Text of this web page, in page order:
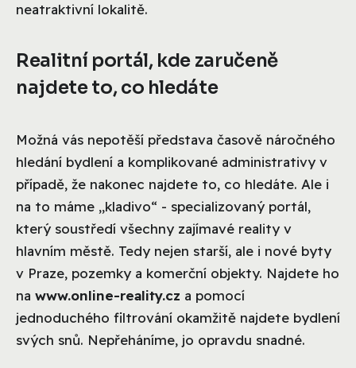
neatraktivní lokalitě.
Realitní portál, kde zaručeně
najdete to, co hledáte
Možná vás nepotěší představa časově náročného
hledání bydlení a komplikované administrativy v
případě, že nakonec najdete to, co hledáte. Ale i
na to máme „kladivo“ - specializovaný portál,
který soustředí všechny zajímavé reality v
hlavním městě. Tedy nejen starší, ale i nové byty
v Praze, pozemky a komerční objekty. Najdete ho
na www.online-reality.cz a pomocí
jednoduchého filtrování okamžitě najdete bydlení
svých snů. Nepřeháníme, jo opravdu snadné.